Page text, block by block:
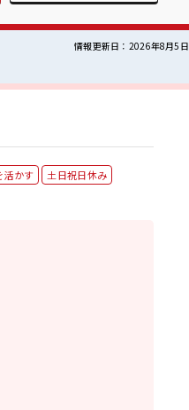
が多いあなたにもぴった
情報更新日：2026年8月5日
活かす
土日祝日休み